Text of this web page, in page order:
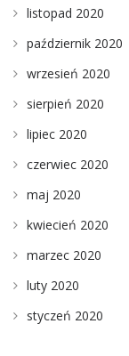
listopad 2020
październik 2020
wrzesień 2020
sierpień 2020
lipiec 2020
czerwiec 2020
maj 2020
kwiecień 2020
marzec 2020
luty 2020
styczeń 2020